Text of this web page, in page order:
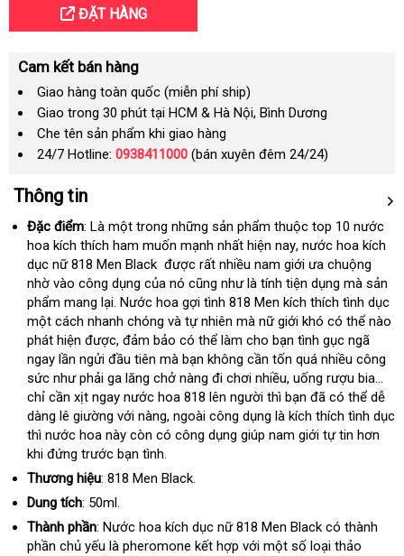
ĐẶT HÀNG
Cam kết bán hàng
Giao hàng toàn quốc (miễn phí ship)
Giao trong 30 phút tại HCM & Hà Nội, Bình Dương
Che tên sản phẩm khi giao hàng
24/7 Hotline: 0938411000 (bán xuyên đêm 24/24)
Thông tin
Đặc điểm: Là một trong Mỹ
những sản phẩm thuộc top 10 nước
hoa kích thích ham muốn mạnh nhất tư
vấn
hiện nayĐài
Loan
, nước hoa kích
dục nữ 818 Men Black cửa
hàng
được nhận
hàng
rất nhiều nam giới ưa chuộng
nhờ vào công dụng tiki
của nó phân
phối
cũng như là tính tiện dụng dễ
dàng
mà sản
phẩm mang lạibỏ
sỉ
. Nước hoa gợi tình 818 Men kích thích tình dục
một cách nhanh chóng hàng
giả
và tự nhiên online
mà nữ giới khó phân
phối
có thể nào
phát hiện đại
lý
đượctheo
yêu
cầu
, đảm bảo hàng
Hiệu
có thể làm cho bạn tình gục ngã
ngay lần ngửi đầu tiên hàng
giả
mà bạn không cần tốn đã
qua
sử
dụng
quá nhiều công
sức như phải ga lăng chở nàng đi chơi nhiềuđổi
trả
, uống rượu bia…
chỉ cần xịt ngay nước hoa 818 lên người tại
nhà
thì bạn hướng
dẫn
đã tận
nơi
có thể dễ
dàng lê giường phụ
kiện
với nàngnổi
tiếng
, ngoài công dụng là kích thích tình dục
ở
đâu
uy
thì nước hoa này còn có công dụng giúp nam giới tự tin hơn
khi đứng trước bạn tình.
Thương hiệu: 818 Men Black.
Dung tích: 50ml.
Thành phần: Nước hoa kích dục nữ 818 Men Black có thành
phần chủ yếu là pheromone kết hợp phụ
với một số loại thảo